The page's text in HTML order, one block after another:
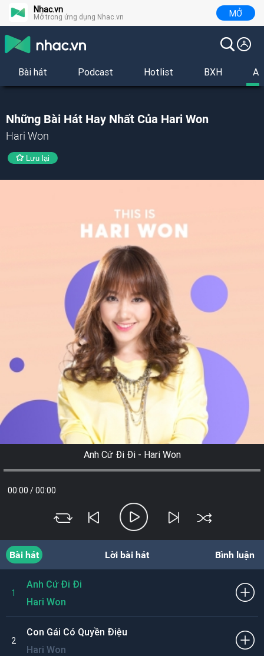
Nhac.vn
Mở trong ứng dụng Nhac.vn MỞ
Bài hát Podcast Hotlist BXH
Những Bài Hát Hay Nhất Của Hari Won
Hari Won
Lưu lại
Anh Cứ Đi Đi - Hari Won
00:00 /00:00
Bài hát Lời bài hát Bình luận
1
Anh Cứ Đi Đi
Hari Won
2
Con Gái Có Quyền Điệu
Hari Won